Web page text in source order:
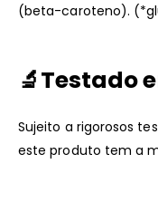
(beta-caroteno).
🔬Testado
Sujeito a rigorosos
este produto tem a